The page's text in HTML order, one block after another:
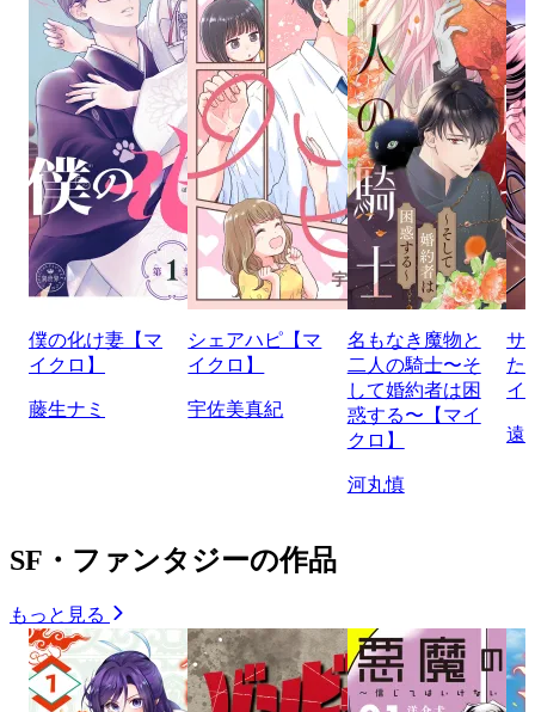
僕の化け妻【マ
イクロ】
藤生ナミ
シェアハピ【マ
イクロ】
宇佐美真紀
名もなき魔物と
二人の騎士〜そ
して婚約者は困
惑する〜【マイ
クロ】
河丸慎
サ
た
イ
遠
SF・ファンタジーの作品
もっと見る